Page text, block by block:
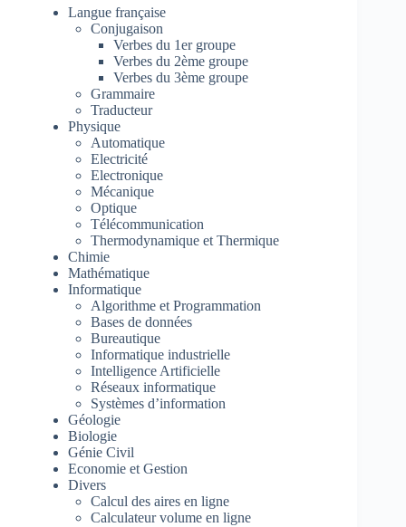
Langue française
Conjugaison
Verbes du 1er groupe
Verbes du 2ème groupe
Verbes du 3ème groupe
Grammaire
Traducteur
Physique
Automatique
Electricité
Electronique
Mécanique
Optique
Télécommunication
Thermodynamique et Thermique
Chimie
Mathématique
Informatique
Algorithme et Programmation
Bases de données
Bureautique
Informatique industrielle
Intelligence Artificielle
Réseaux informatique
Systèmes d’information
Géologie
Biologie
Génie Civil
Economie et Gestion
Divers
Calcul des aires en ligne
Calculateur volume en ligne